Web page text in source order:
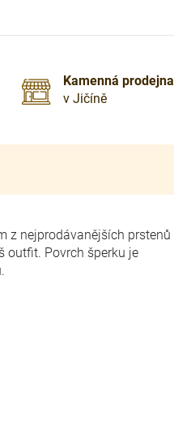
Kamenná prodejna
v Jičíně
z nejprodávanějších prstenů
outfit. Povrch šperku je